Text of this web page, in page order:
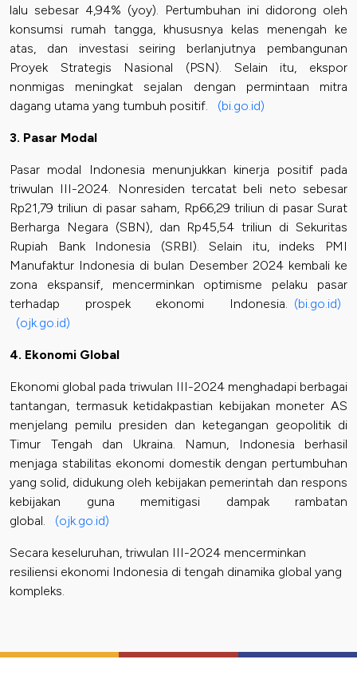
lalu sebesar 4,94% (yoy). Pertumbuhan ini didorong oleh
konsumsi rumah tangga, khususnya kelas menengah ke
atas, dan investasi seiring berlanjutnya pembangunan
Proyek Strategis Nasional (PSN). Selain itu, ekspor
nonmigas meningkat sejalan dengan permintaan mitra
dagang utama yang tumbuh positif.
(bi.go.id)
3. Pasar Modal
Pasar modal Indonesia menunjukkan kinerja positif pada
triwulan III-2024. Nonresiden tercatat beli neto sebesar
Rp21,79 triliun di pasar saham, Rp66,29 triliun di pasar Surat
Berharga Negara (SBN), dan Rp45,54 triliun di Sekuritas
Rupiah Bank Indonesia (SRBI). Selain itu, indeks PMI
Manufaktur Indonesia di bulan Desember 2024 kembali ke
zona ekspansif, mencerminkan optimisme pelaku pasar
terhadap prospek ekonomi Indonesia. (bi.go.id)
(ojk.go.id)
4. Ekonomi Global
Ekonomi global pada triwulan III-2024 menghadapi berbagai
tantangan, termasuk ketidakpastian kebijakan moneter AS
menjelang pemilu presiden dan ketegangan geopolitik di
Timur Tengah dan Ukraina. Namun, Indonesia berhasil
menjaga stabilitas ekonomi domestik dengan pertumbuhan
yang solid, didukung oleh kebijakan pemerintah dan respons
kebijakan guna memitigasi dampak rambatan
global.
(ojk.go.id)
Secara keseluruhan, triwulan III-2024 mencerminkan
resiliensi ekonomi Indonesia di tengah dinamika global yang
kompleks.